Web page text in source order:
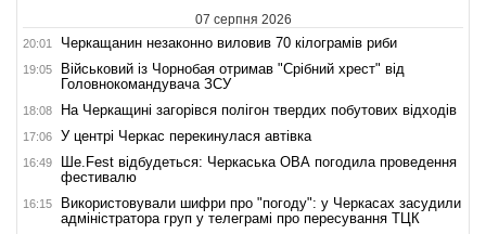
07 серпня 2026
20:01 Черкащанин незаконно виловив 70 кілограмів риби
19:05
Військовий із Чорнобая отримав "Срібний хрест" від
Головнокомандувача ЗСУ
18:08 На Черкащині загорівся полігон твердих побутових відходів
17:06 У центрі Черкас перекинулася автівка
16:49
Ше.Fest відбудеться: Черкаська ОВА погодила проведення
фестивалю
16:15
Використовували шифри про "погоду": у Черкасах засудили
адміністратора груп у телеграмі про пересування ТЦК